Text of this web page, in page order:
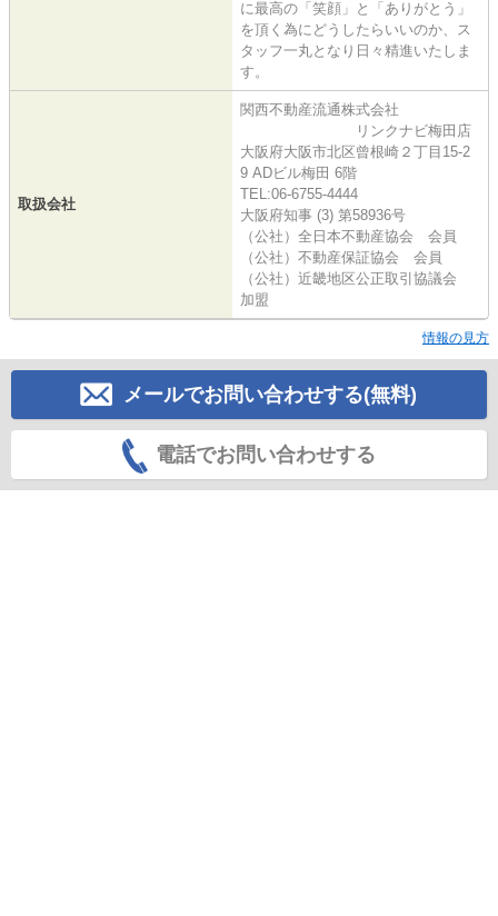
に最高の「笑顔」と「ありがとう」
を頂く為にどうしたらいいのか、ス
タッフ一丸となり日々精進いたしま
す。
取扱会社
関西不動産流通株式会社
リンクナビ梅田店
大阪府大阪市北区曾根崎２丁目15-2
9 ADビル梅田 6階
TEL:06-6755-4444
大阪府知事 (3) 第58936号
（公社）全日本不動産協会 会員
（公社）不動産保証協会 会員
（公社）近畿地区公正取引協議会
加盟
情報の見方
メールでお問い合わせする(無料)
電話でお問い合わせする